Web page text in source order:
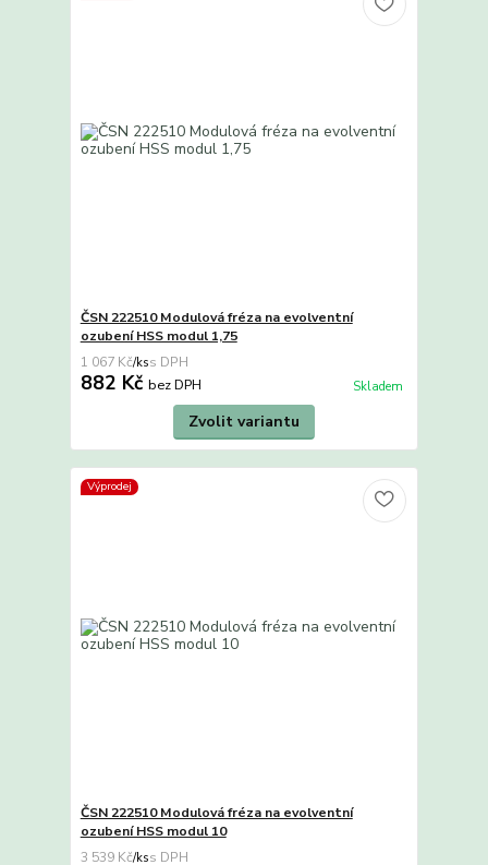
ČSN 222510 Modulová fréza na evolventní
ozubení HSS modul 1,75
1 067 Kč/ks
882 Kč bez DPH Skladem
Zvolit variantu
Výprodej
ČSN 222510 Modulová fréza na evolventní
ozubení HSS modul 10
3 539 Kč/ks